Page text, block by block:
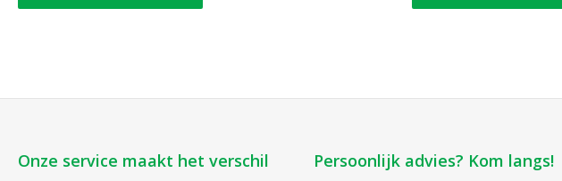
Onze service maakt het verschil Persoonlijk advies? Kom langs!